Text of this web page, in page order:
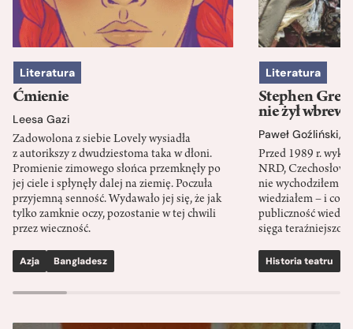
Literatura
Ćmienie
Leesa Gazi
Zadowolona z siebie Lovely wysiadła
z autorikszy z dwudziestoma taka w dłoni.
Promienie zimowego słońca przemknęły po
jej ciele i spłynęły dalej na ziemię. Poczuła
przyjemną senność. Wydawało jej się, że jak
tylko zamknie oczy, pozostanie w tej chwili
przez wieczność.
Azja Bangladesz
Literatura
Stephen
nie żył wbrew
Paweł Goźliński,
Przed 1989 r.
NRD,
nie wychodziłem
wiedziałem – i co
publiczność
sięga
Historia teatru